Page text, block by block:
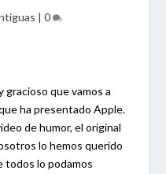
| 0
gracioso que vamos a
ha presentado Apple.
de humor, el original
lo hemos querido
todos lo podamos